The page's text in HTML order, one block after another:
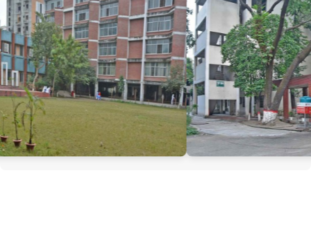
খেলাধুলা ও শরীরচর্চার ওপরও বিশেষ গুরুত্ব দেওয়া হয়। সাংস্কৃতিক অনুষ্ঠান,
সেমিনার ও বিভিন্ন সভা আয়োজনের জন্য প্রতিষ্ঠানটিতে একটি আধুনিক
মিলনায়তন রয়েছে।
একটি দক্ষ পরিচালনা পর্ষদ এবং অভিজ্ঞ শিক্ষক ও অধ্যাপকমণ্ডলীর
তত্ত্বাবধানে পরিচালিত মিরপুর গার্লস’ আইডিয়াল ল্যাবরেটরি ইনস্টিটিউট
যেকোনো ছাত্রী শিক্ষার্থীর জন্য একটি আদর্শ শিক্ষাপ্রতিষ্ঠান।